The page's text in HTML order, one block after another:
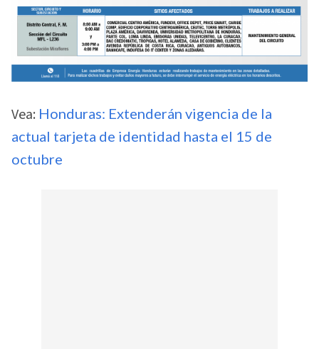
Vea: Honduras: Extenderán vigencia de la
actual tarjeta de identidad hasta el 15 de
octubre